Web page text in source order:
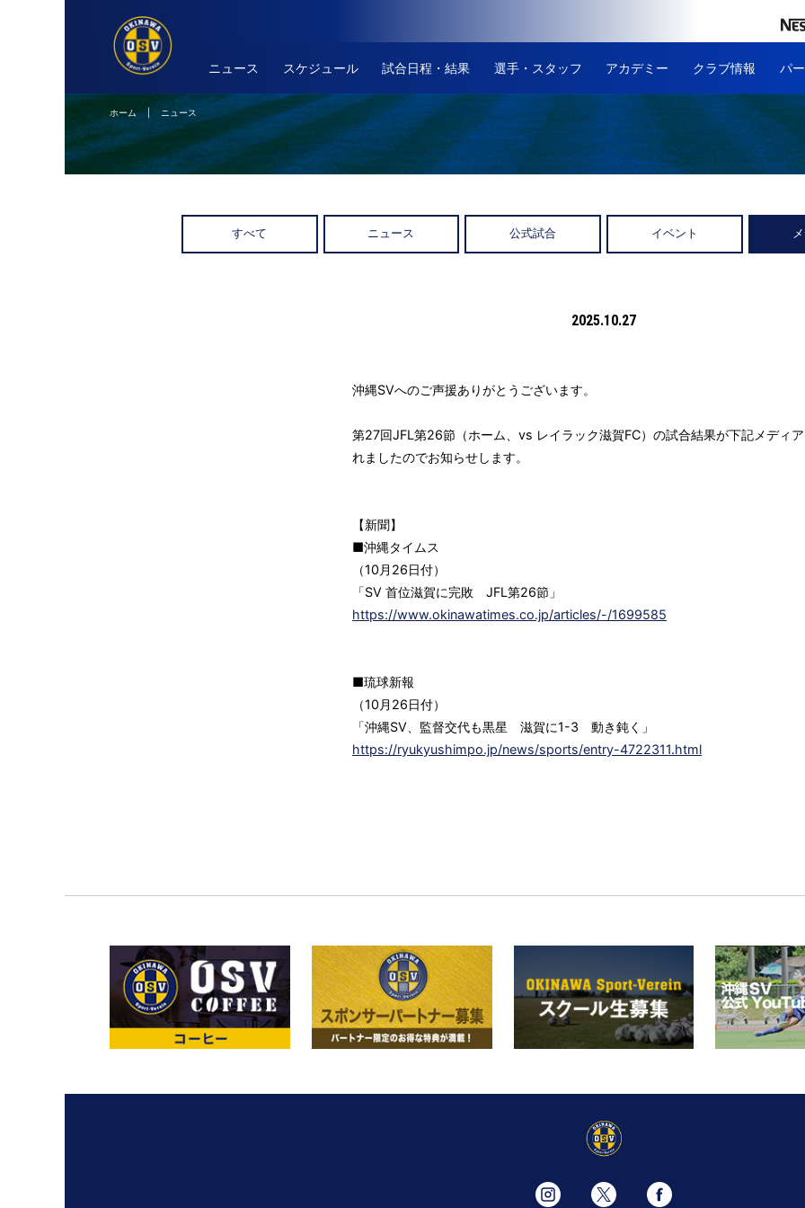
ニュース スケジュール 試合日程・結果 選手・スタッフ アカデミー クラブ情報 パ
ホーム| ニュース
すべて ニュース 公式試合 イベント
2025.10.27
沖縄SVへのご声援ありがとうございます。
第27回JFL第26節（ホーム、vs レイラック滋賀FC）の試合結果が下記メディア
れましたのでお知らせします。
【新聞】
■沖縄タイムス
（10月26日付）
「SV 首位滋賀に完敗 JFL第26節」
https://www.okinawatimes.co.jp/articles/-/1699585
■琉球新報
（10月26日付）
「沖縄SV、監督交代も黒星 滋賀に1-3 動き鈍く」
https://ryukyushimpo.jp/news/sports/entry-4722311.html